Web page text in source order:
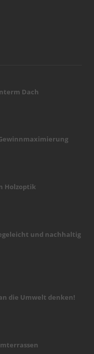
Dach
Holzoptik
und nachhaltig
die Umwelt denken!